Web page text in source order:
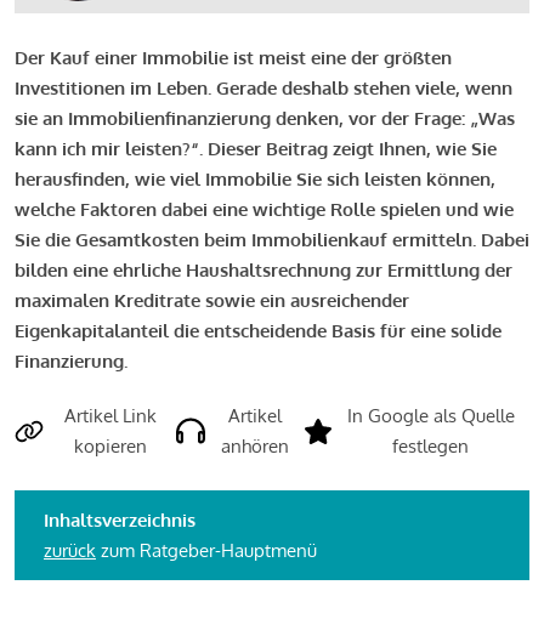
Der Kauf einer Immobilie ist meist eine der größten
Investitionen im Leben. Gerade deshalb stehen viele, wenn
sie an Immobilienfinanzierung denken, vor der Frage: „Was
kann ich mir leisten?“. Dieser Beitrag zeigt Ihnen, wie Sie
herausfinden, wie viel Immobilie Sie sich leisten können,
welche Faktoren dabei eine wichtige Rolle spielen und wie
Sie die Gesamtkosten beim Immobilienkauf ermitteln. Dabei
bilden eine ehrliche Haushaltsrechnung zur Ermittlung der
maximalen Kreditrate sowie ein ausreichender
Eigenkapitalanteil die entscheidende Basis für eine solide
Finanzierung.
Artikel Link
kopieren
Artikel
anhören
In Google als Quelle
festlegen
Inhaltsverzeichnis
zurück zum Ratgeber-Hauptmenü